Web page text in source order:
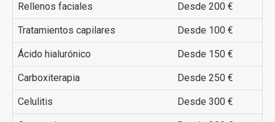
Rellenos faciales Desde 200 €
Tratamientos capilares Desde 100 €
Ácido hialurónico Desde 150 €
Carboxiterapia Desde 250 €
Celulitis Desde 300 €